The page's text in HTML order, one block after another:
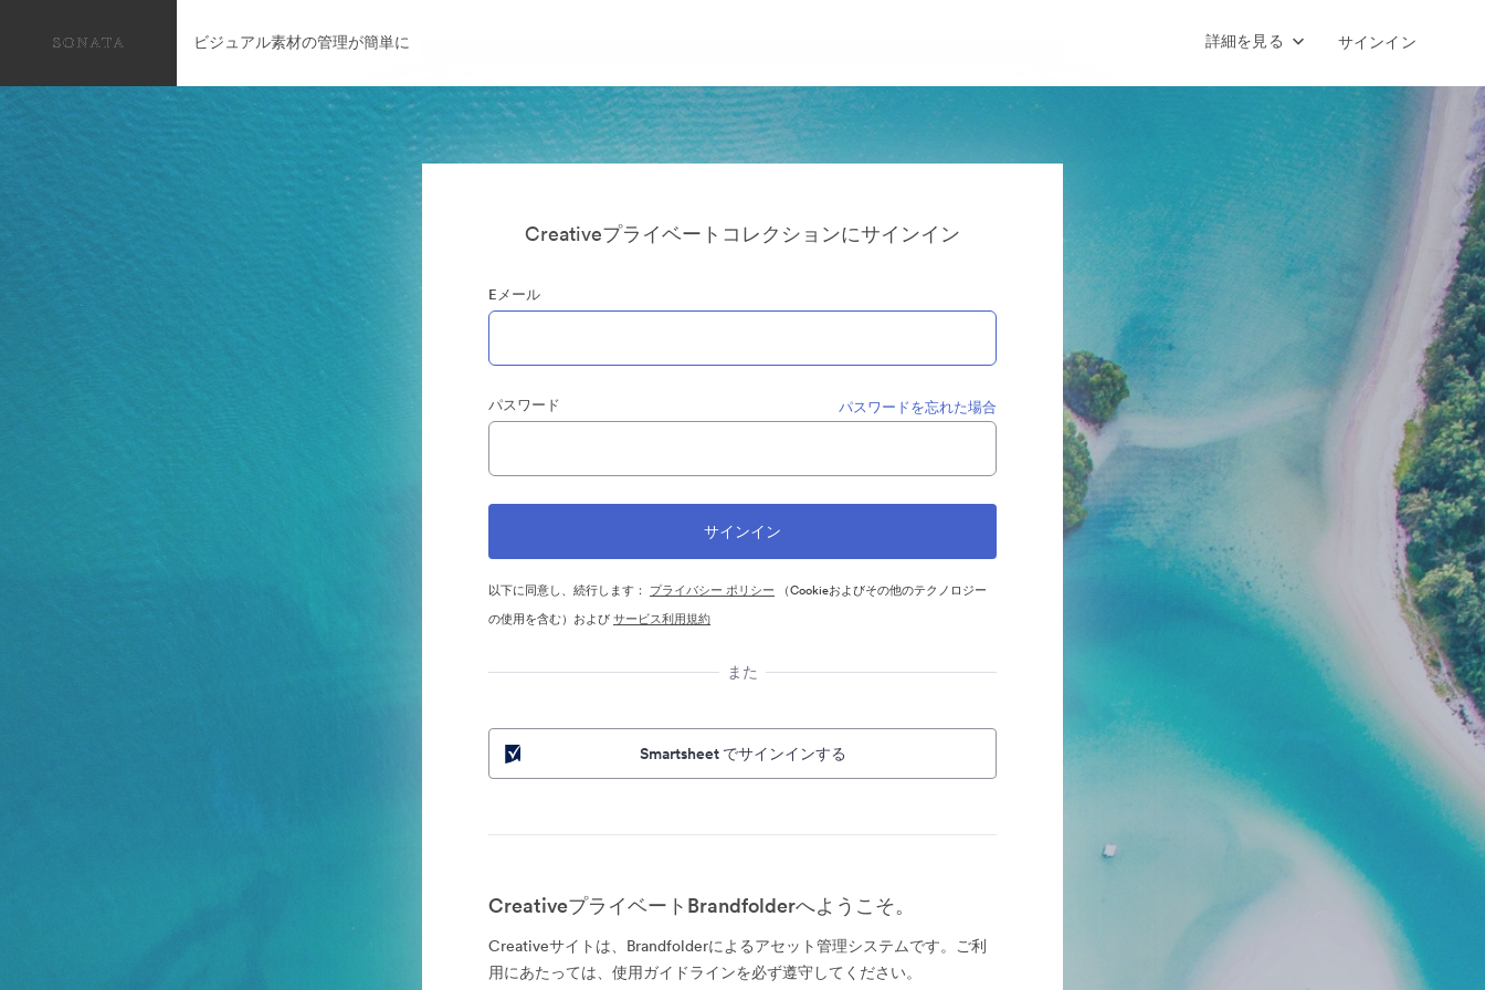
ビジュアル素材の管理が簡単に 詳細を見る サインイン
Creativeプライベートコレクションにサインイン
Eメール
パスワード パスワードを忘れた場合
以下に同意し、続行します： プライバシー ポリシー （Cookieおよびその他のテクノロジー
の使用を含む）およびサービス利用規約
また
Smartsheet でサインインする
CreativeプライベートBrandfolderへようこそ。
Creativeサイトは、Brandfolderによるアセット管理システムです。ご利
用にあたっては、使用ガイドラインを必ず遵守してください。